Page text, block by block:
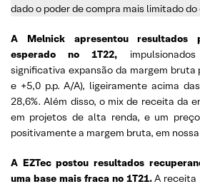
dado o poder de compra mais limitado do
A Melnick apresentou resultados
esperado no 1T22,
significativa expansão da margem bruta
e +5,0 p.p. A/A), ligeiramente acima
28,6%. Além disso, o mix de receita da
em projetos de alta renda, e um
positivamente a margem bruta, em nossa
A EZTec postou resultados
uma base mais fraca no 1T21.A receita